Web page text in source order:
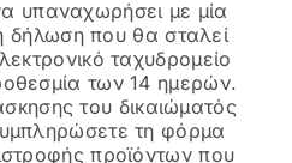
υπαναχωρήσει με μία
δήλωση που θα σταλεί
ταχυδρομείο
των 14 ημερών.
του δικαιώματός
τη φόρμα
προϊόντων που